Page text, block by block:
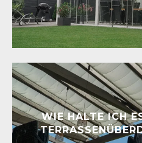
WIE HALTE ICH